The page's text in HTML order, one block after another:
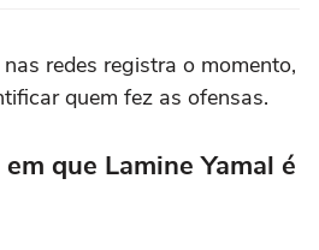
redes registra o momento,
quem fez as ofensas.
que Lamine Yamal é